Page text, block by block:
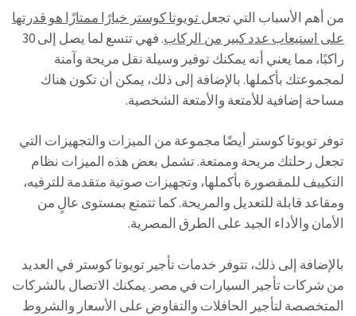
من أهم الأسباب التي تجعلتويوتا كوستر خيارًا ممتازًا هو قدرتها
على استيعاب عدد كبير من الركاب
. فهي تتسع لما يصل إلى 30
راكبًا، مما يعني أنه يمكنك توفير وسيلة نقل مريحة وآمنة
لمجموعتك بأكملها. بالإضافة إلى ذلك، يمكن أن تكون هناك
مساحة إضافية للأمتعة والأمتعة الشخصية.
توفر تويوتا كوستر أيضًا مجموعة من الميزات والتجهيزات التي
تجعل رحلتك مريحة وممتعة. تشمل بعض هذه الميزات نظام
التكييف للمقصورة بأكملها، وتجهيزات صوتية متقدمة للترفيه،
ومقاعد قابلة للتعديل والمريحة. كما تتمتع بمستوى عالٍ من
الأمان والأداء الجيد على الطرق المصرية.
بالإضافة إلى ذلك، تتوفر خدمات تأجير تويوتا كوستر في العديد
من شركات تأجير السيارات في مصر. يمكنك الاتصال بالشركات
المتخصصة لتأجير الحافلات والتفاوض على الأسعار والشروط